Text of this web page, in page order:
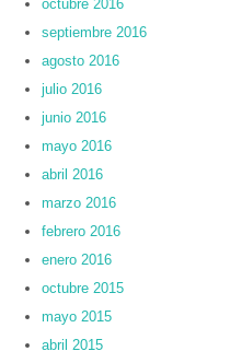
octubre 2016
septiembre 2016
agosto 2016
julio 2016
junio 2016
mayo 2016
abril 2016
marzo 2016
febrero 2016
enero 2016
octubre 2015
mayo 2015
abril 2015